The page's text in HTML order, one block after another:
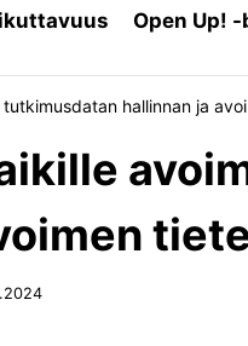
Open Up!
tutkimusdatan hallinnan ja